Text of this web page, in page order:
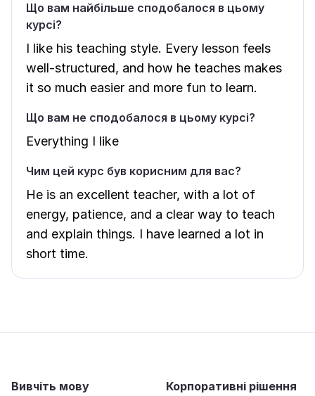
Що вам найбільше сподобалося в цьому
курсі?
I like his teaching style. Every lesson feels
well-structured, and how he teaches makes
it so much easier and more fun to learn.
Що вам не сподобалося в цьому курсі?
Everything I like
Чим цей курс був корисним для вас?
He is an excellent teacher, with a lot of
energy, patience, and a clear way to teach
and explain things. I have learned a lot in
short time.
Вивчіть мову Корпоративні рішення